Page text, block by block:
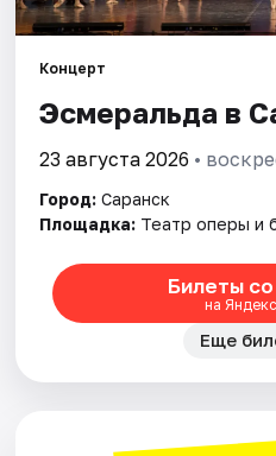
Площадки
Артисты
Рейтинги
Концерт
Эсмеральда в
23 августа 2026 •
Город: Саранск
Площадка: Театр оперы и
Билеты
на
Еще